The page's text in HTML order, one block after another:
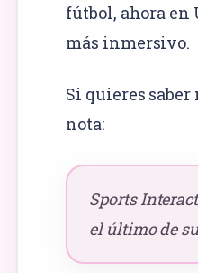
fútbol, ahora en
más inmersivo.
Si quieres
nota:
Sports
el último de